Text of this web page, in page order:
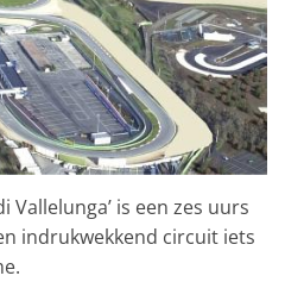
Vallelunga’ is een zes uurs
indrukwekkend circuit iets